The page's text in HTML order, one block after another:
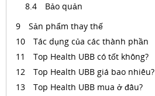
Bảo quản
Sản phẩm thay thế
Tác dụng của các thành phần
Top Health UBB có tốt không?
Top Health UBB giá bao nhiêu?
Top Health UBB mua ở đâu?